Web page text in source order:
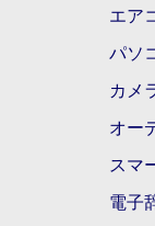
エア
パソ
カメ
オー
スマ
電子